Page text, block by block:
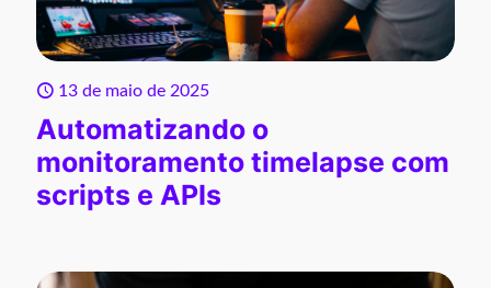
13 de maio de 2025
Automatizando o
monitoramento timelapse com
scripts e APIs